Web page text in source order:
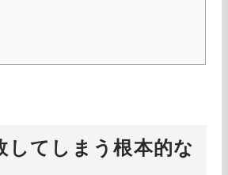
してしまう根本的な